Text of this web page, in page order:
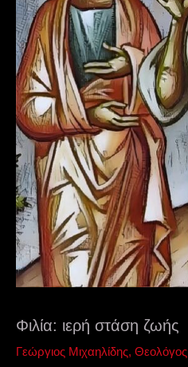
Φιλία: ιερή στάση ζωής
Γεώργιος Μιχαηλίδης, Θεολόγος